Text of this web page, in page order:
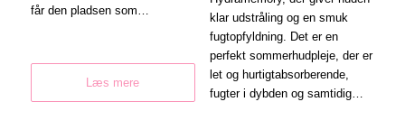
får den pladsen som…
Læs mere
klar udstråling og en smuk
fugtopfyldning. Det er en
perfekt sommerhudpleje, der er
let og hurtigtabsorberende,
fugter i dybden og samtidig…